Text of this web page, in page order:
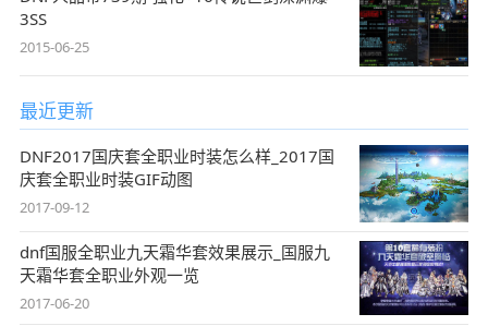
3SS
2015-06-25
最近更新
DNF2017国庆套全职业时装怎么样_2017国
庆套全职业时装GIF动图
2017-09-12
dnf国服全职业九天霜华套效果展示_国服九
天霜华套全职业外观一览
2017-06-20